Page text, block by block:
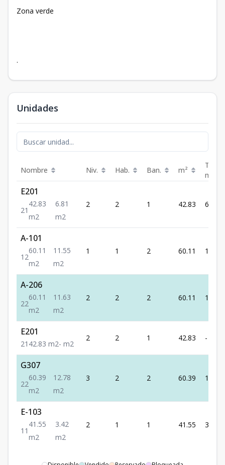
Zona verde
.
Unidades
Nombre Niv. Hab. Ban. m²
m²
E201
21
42.83
m2
6.81
m2
2 2 1 42.83 6.81
A-101
1 2
60.11
m2
11.55
m2
1 1 2 60.11 11.55
A-206
22
60.11
m2
11.63
m2
2 2 2 60.11 11.63
E201
21 42.83 m2- m2
2 2 1 42.83 -
G307
22
60.39
m2
12.78
m2
3 2 2 60.39 12.78
E-103
1 1
41.55
m2
3.42
m2
2 1 1 41.55 3.42